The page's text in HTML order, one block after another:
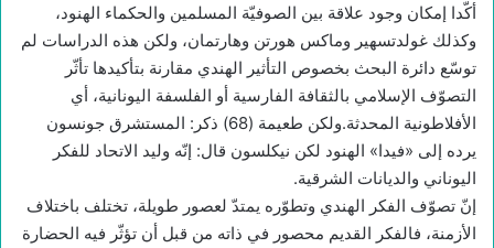
أكّدا إمكان وجود علاقة بين الصوفيّة المسلمين والحكماء الهنود،
وكذلك غولدتسهير وماكس هورتن وهارتمان، ولكن هذه الدراسات لم
توسّع دائرة البحث بخصوص التأثير الهندي مقارنة بتأكيدها تأثّر
التصوّف الإسلامي بالثقافة الفارسية أو الفلسفة اليونانية، أي
الأفلاطونية المحدثة.ولكن طعيمة (68) ذكر: المستشرق جونسون
يرده إلى «فيدا» الهنود لكن نيكلسون قال: إنّه وليد الاتحاد للفكر
اليوناني والديانات الشرقية.
إنّ تصوّف الفكر الهندي وتطوّره يمتدّ لعصور طويلة، تختلف باختلاف
الأزمنة، فالفكر القديم محصور في ذاته من قبل أن تؤثّر فيه الحضارة